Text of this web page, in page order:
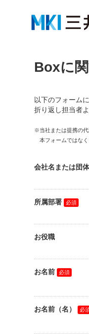
Boxに
以下のフォーム
折り返し担当者
※当社または提携の代
本フォームではなく
会社名または団
所属部署
お役職
お名前
お名前（名）